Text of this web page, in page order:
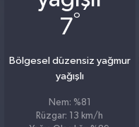
7°
Bölgesel düzensiz yağmur
yağışlı
Nem: %81
Rüzgar: 13 km/h